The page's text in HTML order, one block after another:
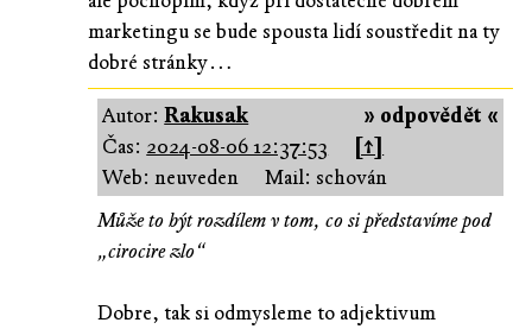
marketingu se bude spousta lidí soustředit na ty
dobré stránky…
» odpovědět «
Autor:Rakusak
Čas: 2024-08-06 12:37:53
[↑]
Web: neuveden
Mail: schován
Může to být rozdílem v tom, co si představíme pod
„cirocire zlo“
Dobre, tak si odmysleme to adjektivum